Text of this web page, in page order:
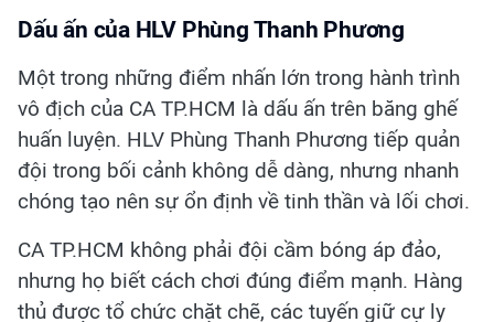
Dấu ấn của HLV Phùng Thanh Phương
Một trong những điểm nhấn lớn trong hành trình
vô địch của CA TP.HCM là dấu ấn trên băng ghế
huấn luyện. HLV Phùng Thanh Phương tiếp quản
đội trong bối cảnh không dễ dàng, nhưng nhanh
chóng tạo nên sự ổn định về tinh thần và lối chơi.
CA TP.HCM không phải đội cầm bóng áp đảo,
nhưng họ biết cách chơi đúng điểm mạnh. Hàng
thủ được tổ chức chặt chẽ, các tuyến giữ cự ly